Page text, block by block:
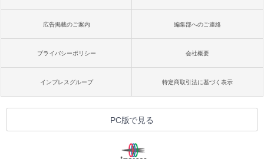
広告掲載のご案内 編集部へのご連絡
プライバシーポリシー 会社概要
インプレスグループ 特定商取引法に基づく表示
PC版で見る